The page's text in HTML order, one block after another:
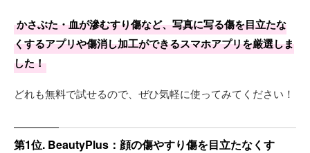
かさぶた・血が滲むすり傷など、写真に写る傷を目立たな
くするアプリや傷消し加工ができるスマホアプリを厳選しま
した！
どれも無料で試せるので、ぜひ気軽に使ってみてください！
第1位. BeautyPlus：顔の傷やすり傷を目立たなくす